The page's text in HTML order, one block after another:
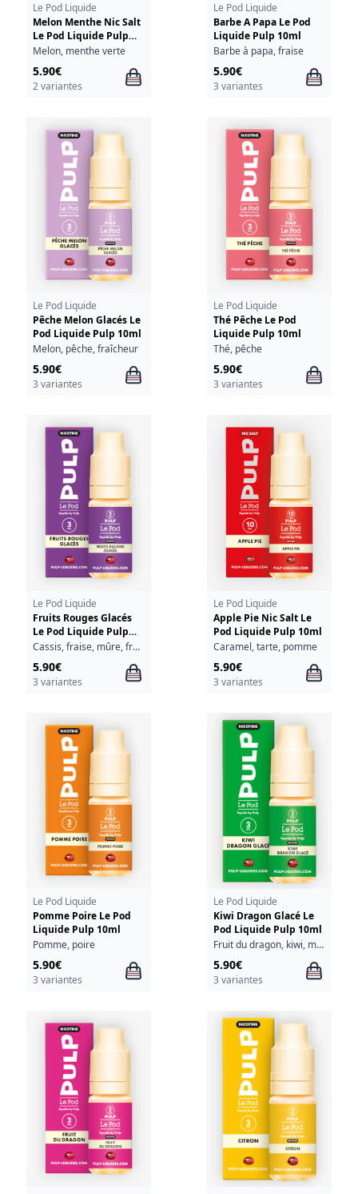
Le Pod Liquide
Melon Menthe Nic Salt
Le Pod Liquide Pulp
10ml
Melon, menthe verte
5.90€
2 variantes
Le Pod Liquide
Barbe A Papa Le Pod
Liquide Pulp 10ml
Barbe à papa, fraise
5.90€
3 variantes
Le Pod Liquide
Pêche Melon Glacés Le
Pod Liquide Pulp 10ml
Melon, pêche, fraîcheur
5.90€
3 variantes
Le Pod Liquide
Thé Pêche Le Pod
Liquide Pulp 10ml
Thé, pêche
5.90€
3 variantes
Le Pod Liquide
Fruits Rouges Glacés
Le Pod Liquide Pulp
10ml
Cassis, fraise, mûre, fraîcheur
5.90€
3 variantes
Le Pod Liquide
Apple Pie Nic Salt Le
Pod Liquide Pulp 10ml
Caramel, tarte, pomme
5.90€
3 variantes
Le Pod Liquide
Pomme Poire Le Pod
Liquide Pulp 10ml
Pomme, poire
5.90€
3 variantes
Le Pod Liquide
Kiwi Dragon Glacé Le
Pod Liquide Pulp 10ml
Fruit du dragon, kiwi, menthe
5.90€
3 variantes